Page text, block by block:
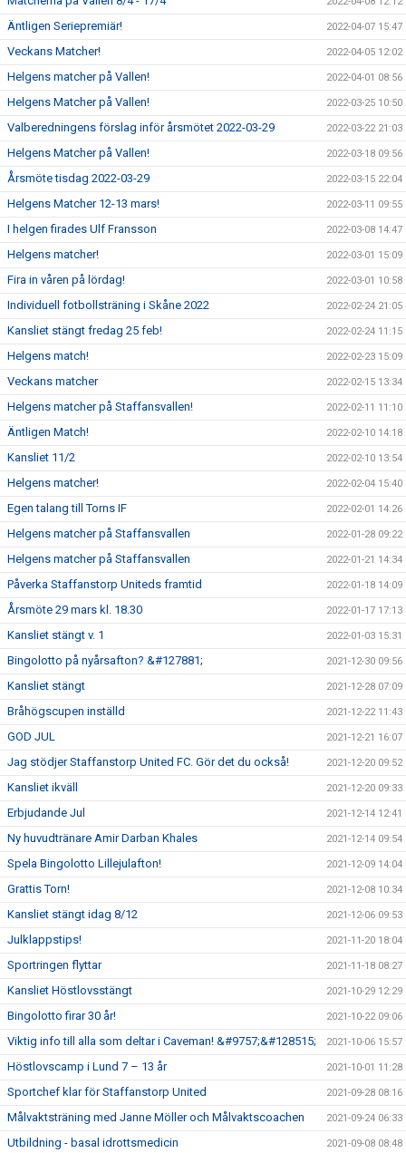
Äntligen Seriepremiär! 2022-04-07 15:47
Veckans Matcher! 2022-04-05 12:02
Helgens matcher på Vallen! 2022-04-01 08:56
Helgens Matcher på Vallen! 2022-03-25 10:50
Valberedningens förslag inför årsmötet 2022-03-29 2022-03-22 21:03
Helgens Matcher på Vallen! 2022-03-18 09:56
Årsmöte tisdag 2022-03-29 2022-03-15 22:04
Helgens Matcher 12-13 mars! 2022-03-11 09:55
I helgen firades Ulf Fransson 2022-03-08 14:47
Helgens matcher! 2022-03-01 15:09
Fira in våren på lördag! 2022-03-01 10:58
Individuell fotbollsträning i Skåne 2022 2022-02-24 21:05
Kansliet stängt fredag 25 feb! 2022-02-24 11:15
Helgens match! 2022-02-23 15:09
Veckans matcher 2022-02-15 13:34
Helgens matcher på Staffansvallen! 2022-02-11 11:10
Äntligen Match! 2022-02-10 14:18
Kansliet 11/2 2022-02-10 13:54
Helgens matcher! 2022-02-04 15:40
Egen talang till Torns IF 2022-02-01 14:26
Helgens matcher på Staffansvallen 2022-01-28 09:22
Helgens matcher på Staffansvallen 2022-01-21 14:34
Påverka Staffanstorp Uniteds framtid 2022-01-18 14:09
Årsmöte 29 mars kl. 18.30 2022-01-17 17:13
Kansliet stängt v. 1 2022-01-03 15:31
Bingolotto på nyårsafton? &#127881; 2021-12-30 09:56
Kansliet stängt 2021-12-28 07:09
Bråhögscupen inställd 2021-12-22 11:43
GOD JUL 2021-12-21 16:07
Jag stödjer Staffanstorp United FC. Gör det du också! 2021-12-20 09:52
Kansliet ikväll 2021-12-20 09:33
Erbjudande Jul 2021-12-14 12:41
Ny huvudtränare Amir Darban Khales 2021-12-14 09:54
Spela Bingolotto Lillejulafton! 2021-12-09 14:04
Grattis Torn! 2021-12-08 10:34
Kansliet stängt idag 8/12 2021-12-06 09:53
Julklappstips! 2021-11-20 18:04
Sportringen flyttar 2021-11-18 08:27
Kansliet Höstlovsstängt 2021-10-29 12:29
Bingolotto firar 30 år! 2021-10-22 09:06
Viktig info till alla som deltar i Caveman! &#9757;&#128515; 2021-10-06 15:57
Höstlovscamp i Lund 7 – 13 år 2021-10-01 11:28
Sportchef klar för Staffanstorp United 2021-09-28 08:16
Målvaktsträning med Janne Möller och Målvaktscoachen 2021-09-24 06:33
Utbildning - basal idrottsmedicin 2021-09-08 08:48